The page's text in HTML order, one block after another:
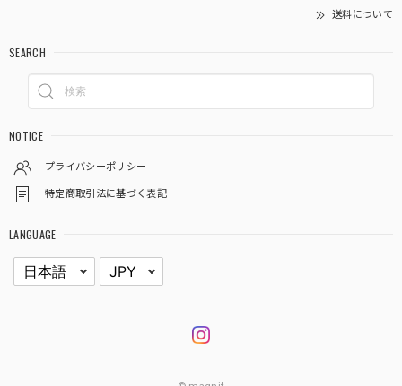
送料について
SEARCH
NOTICE
プライバシーポリシー
特定商取引法に基づく表記
LANGUAGE